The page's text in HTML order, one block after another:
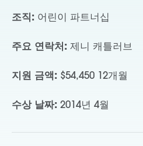
조직: 어린이 파트너십
주요 연락처: 제니 캐틀러브
지원 금액: $54,450 12개월
수상 날짜: 2014년 4월